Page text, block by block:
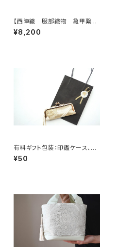
【西陣織 服部織物 亀甲繋ぎ
に鳳凰・花模様 帯リメイク
スマホショルダーバッグ】日常使
¥8,200
有料ギフト包装：印鑑ケース、ミ
ニジュエリケース用ミニショッピ
ングバック
¥50